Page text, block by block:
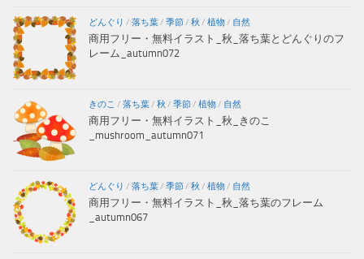
どんぐり / 落ち葉/ 季節/ 秋 / 植物/ 自然
商用フリー・無料イラスト_秋_落ち葉とどんぐりのフ
レーム_autumn072
きのこ / 落ち葉/ 秋 / 季節/ 植物/ 自然
商用フリー・無料イラスト_秋_きのこ
_mushroom_autumn071
どんぐり / 落ち葉/ 季節/ 秋 / 植物/ 自然
商用フリー・無料イラスト_秋_落ち葉のフレーム
_autumn067